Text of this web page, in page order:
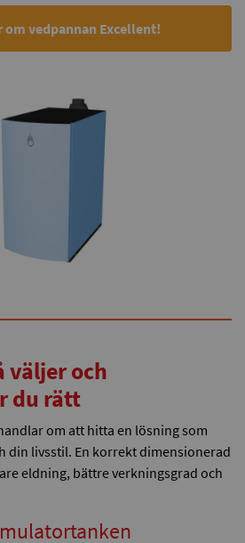
om vedpannan Excellent!
väljer och
du rätt
om att hitta en lösning som
din livsstil. En korrekt dimensionerad
eldning, bättre verkningsgrad och